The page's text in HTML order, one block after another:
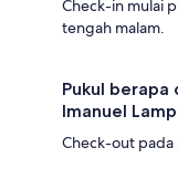
Check-in mulai
tengah malam.
Pukul berapa
Imanuel
Check-out pada